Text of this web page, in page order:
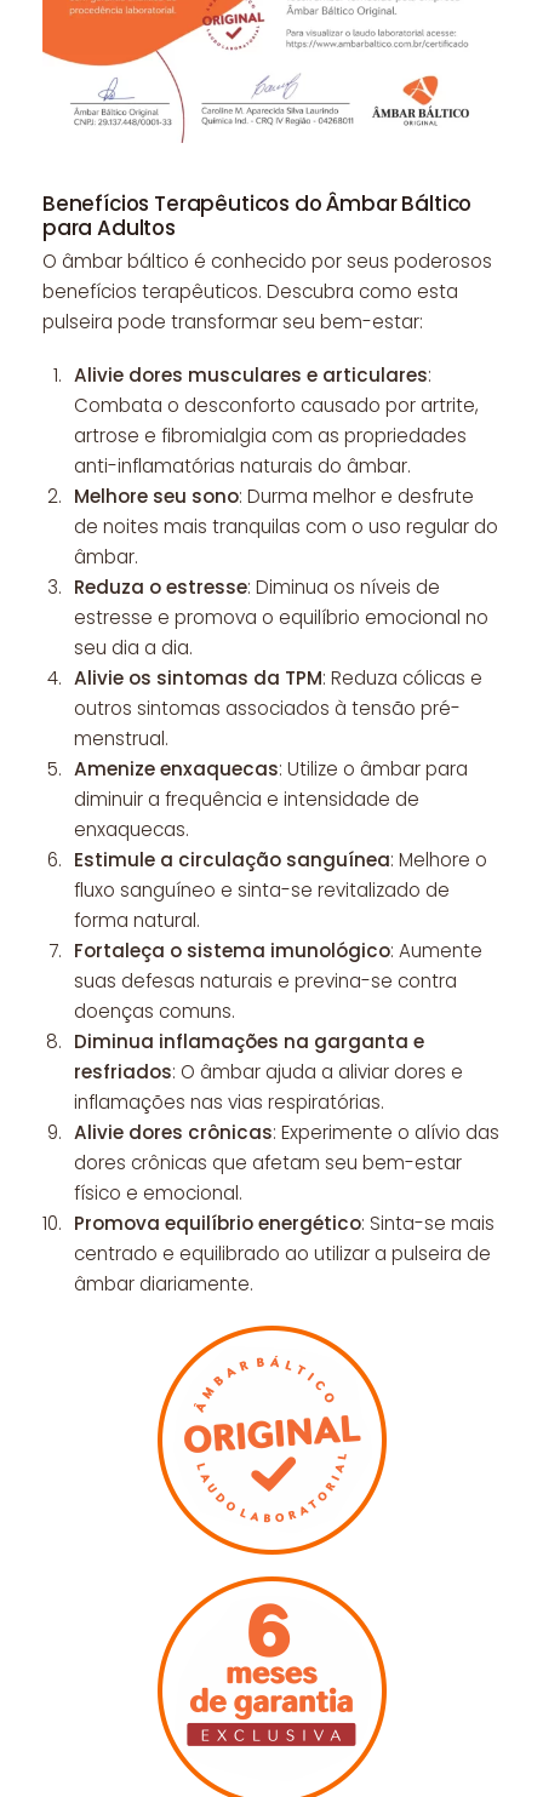
Benefícios Terapêuticos do Âmbar Báltico
para Adultos
O âmbar báltico é conhecido por seus poderosos
benefícios terapêuticos. Descubra como esta
pulseira pode transformar seu bem-estar:
Alivie dores musculares e articulares:
Combata o desconforto causado por artrite,
artrose e fibromialgia com as propriedades
anti-inflamatórias naturais do âmbar.
Melhore seu sono: Durma melhor e desfrute
de noites mais tranquilas com o uso regular do
âmbar.
Reduza o estresse: Diminua os níveis de
estresse e promova o equilíbrio emocional no
seu dia a dia.
Alivie os sintomas da TPM: Reduza cólicas e
outros sintomas associados à tensão pré-
menstrual.
Amenize enxaquecas: Utilize o âmbar para
diminuir a frequência e intensidade de
enxaquecas.
Estimule a circulação sanguínea: Melhore o
fluxo sanguíneo e sinta-se revitalizado de
forma natural.
Fortaleça o sistema imunológico: Aumente
suas defesas naturais e previna-se contra
doenças comuns.
Diminua inflamações na garganta e
resfriados: O âmbar ajuda a aliviar dores e
inflamações nas vias respiratórias.
Alivie dores crônicas: Experimente o alívio das
dores crônicas que afetam seu bem-estar
físico e emocional.
Promova equilíbrio energético: Sinta-se mais
centrado e equilibrado ao utilizar a pulseira de
âmbar diariamente.